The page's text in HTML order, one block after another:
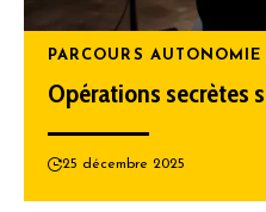
PARCOURS AUTONOMIE
Opérations secrètes
25 décembre 2025